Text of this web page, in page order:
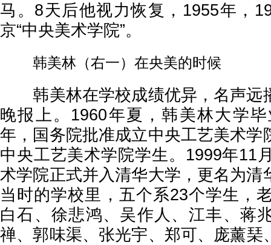
马。8天后他视力恢复，1955年，
京“中央美术学院”。
韩美林（右一）在央美的时候
韩美林在学校成绩优异，名声远
晚报上。1960年夏，韩美林大学
年，国务院批准成立中央工艺美术学
中央工艺美术学院学生。1999年11
术学院正式并入清华大学，更名为清
当时的学校里，五个系23个学生，
白石、徐悲鸿、吴作人、江丰、蒋
禅、郭味渠、张光宇、郑可、庞薰